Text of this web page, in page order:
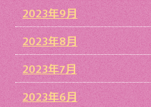
2023年9月
2023年8月
2023年7月
2023年6月